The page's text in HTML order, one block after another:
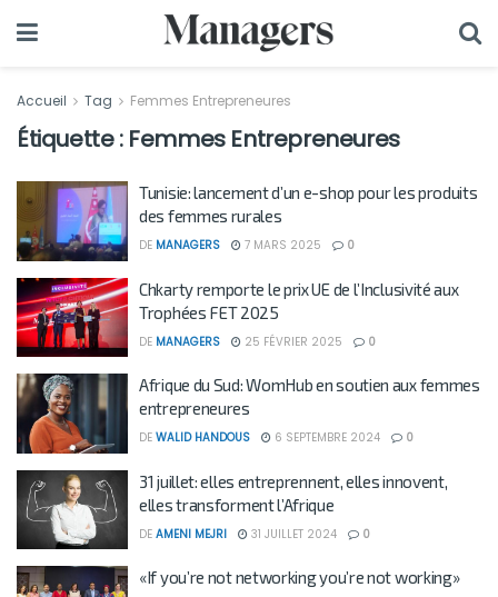
Accueil Tag Femmes Entrepreneures
Étiquette : Femmes Entrepreneures
Tunisie: lancement d’un e-shop pour les produits
des femmes rurales
DE MANAGERS 7 MARS 2025 0
Chkarty remporte le prix UE de l’Inclusivité aux
Trophées FET 2025
DE MANAGERS 25 FÉVRIER 2025 0
Afrique du Sud: WomHub en soutien aux femmes
entrepreneures
DE WALID HANDOUS 6 SEPTEMBRE 2024 0
31 juillet: elles entreprennent, elles innovent,
elles transforment l’Afrique
DE AMENI MEJRI 31 JUILLET 2024 0
«If you’re not networking you’re not working»